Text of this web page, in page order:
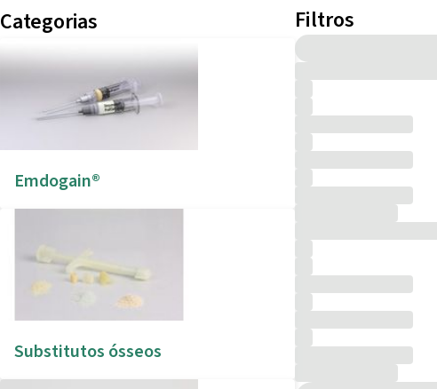
Categorias
Emdogain®
Substitutos ósseos
Filtros